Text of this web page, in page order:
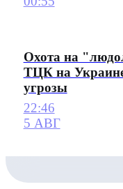
Охота на
ТЦК на
угрозы
22:46
5 АВГ